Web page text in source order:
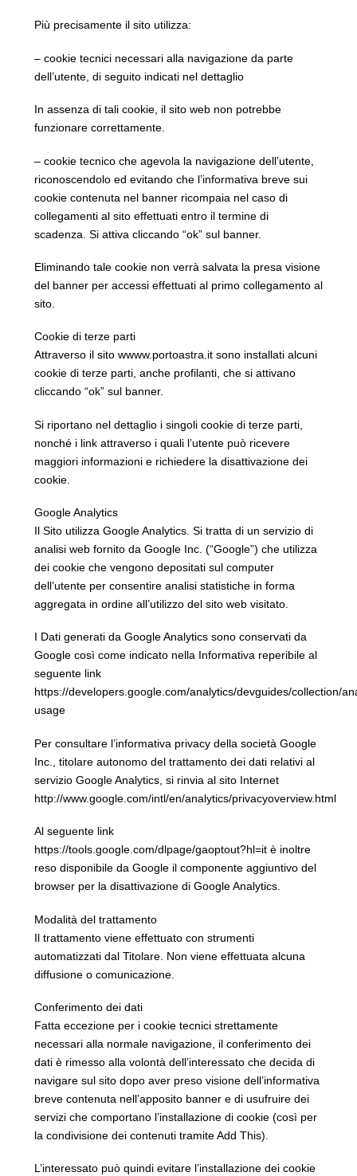
Più precisamente il sito utilizza:
– cookie tecnici necessari alla navigazione da parte
dell’utente, di seguito indicati nel dettaglio
In assenza di tali cookie, il sito web non potrebbe
funzionare correttamente.
– cookie tecnico che agevola la navigazione dell’utente,
riconoscendolo ed evitando che l’informativa breve sui
cookie contenuta nel banner ricompaia nel caso di
collegamenti al sito effettuati entro il termine di
scadenza. Si attiva cliccando “ok” sul banner.
Eliminando tale cookie non verrà salvata la presa visione
del banner per accessi effettuati al primo collegamento al
sito.
Cookie di terze parti
Attraverso il sito wwww.portoastra.it sono installati alcuni
cookie di terze parti, anche profilanti, che si attivano
cliccando “ok” sul banner.
Si riportano nel dettaglio i singoli cookie di terze parti,
nonché i link attraverso i quali l’utente può ricevere
maggiori informazioni e richiedere la disattivazione dei
cookie.
Google Analytics
Il Sito utilizza Google Analytics. Si tratta di un servizio di
analisi web fornito da Google Inc. (“Google”) che utilizza
dei cookie che vengono depositati sul computer
dell’utente per consentire analisi statistiche in forma
aggregata in ordine all’utilizzo del sito web visitato.
I Dati generati da Google Analytics sono conservati da
Google così come indicato nella Informativa reperibile al
seguente link
https://developers.google.com/analytics/devguides/collection/
usage
Per consultare l’informativa privacy della società Google
Inc., titolare autonomo del trattamento dei dati relativi al
servizio Google Analytics, si rinvia al sito Internet
http://www.google.com/intl/en/analytics/privacyoverview.html
Al seguente link
https://tools.google.com/dlpage/gaoptout?hl=it è inoltre
reso disponibile da Google il componente aggiuntivo del
browser per la disattivazione di Google Analytics.
Modalità del trattamento
Il trattamento viene effettuato con strumenti
automatizzati dal Titolare. Non viene effettuata alcuna
diffusione o comunicazione.
Conferimento dei dati
Fatta eccezione per i cookie tecnici strettamente
necessari alla normale navigazione, il conferimento dei
dati è rimesso alla volontà dell’interessato che decida di
navigare sul sito dopo aver preso visione dell’informativa
breve contenuta nell’apposito banner e di usufruire dei
servizi che comportano l’installazione di cookie (così per
la condivisione dei contenuti tramite Add This).
L’interessato può quindi evitare l’installazione dei cookie